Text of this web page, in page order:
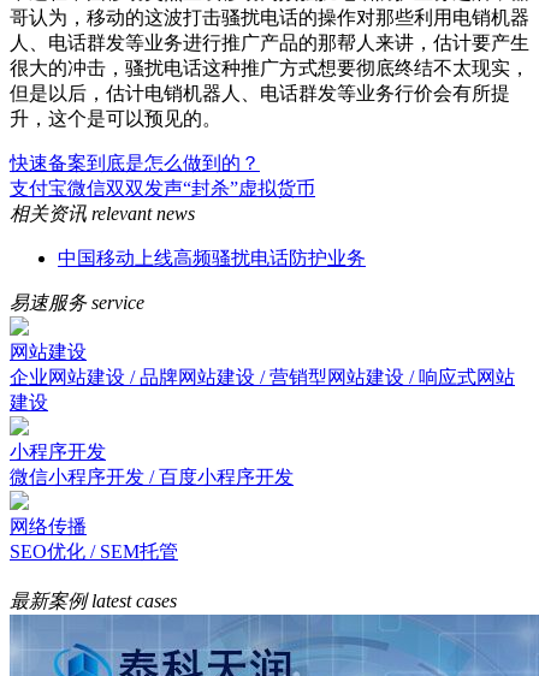
哥认为，移动的这波打击骚扰电话的操作对那些利用电销机器
人、电话群发等业务进行推广产品的那帮人来讲，估计要产生
很大的冲击，骚扰电话这种推广方式想要彻底终结不太现实，
但是以后，估计电销机器人、电话群发等业务行价会有所提
升，这个是可以预见的。
快速备案到底是怎么做到的？
支付宝微信双双发声“封杀”虚拟货币
相关资讯 relevant news
中国移动上线高频骚扰电话防护业务
易速服务service
网站建设
企业网站建设 / 品牌网站建设 / 营销型网站建设 / 响应式网站
建设
小程序开发
微信小程序开发 / 百度小程序开发
网络传播
SEO优化 / SEM托管
最新案例latest cases